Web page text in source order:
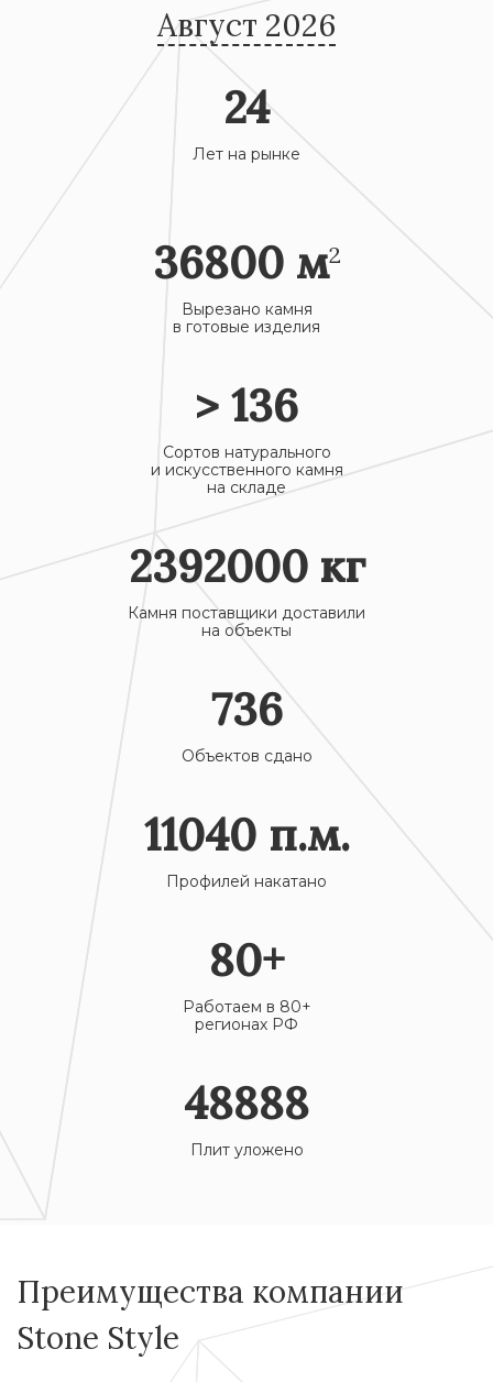
Август 2026
24
Лет на рынке
36800м2
Вырезано камня
в готовые изделия
> 136
Сортов натурального
и искусственного камня
на складе
2392000кг
Камня поставщики доставили
на объекты
736
Объектов сдано
11040п.м.
Профилей накатано
80+
Работаем в 80+
регионах РФ
48888
Плит уложено
Преимущества компании
Stone Style